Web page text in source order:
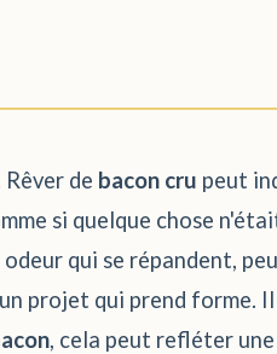
de bacon cru peut
si quelque chose
qui se répandent,
projet qui prend forme.
, cela peut refléter